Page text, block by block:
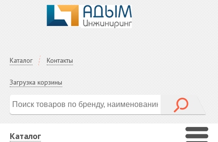
Каталог Контакты
Загрузка корзины
Каталог